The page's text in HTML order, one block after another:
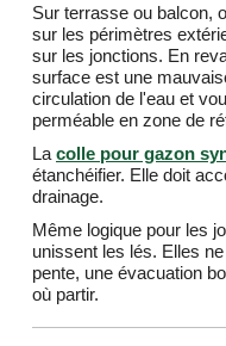
Sur terrasse ou balcon,
sur les périmètres
sur les jonctions. En
surface est une
circulation de l'eau et
perméable en zone de
La colle pour gazon
étanchéifier. Elle doit
drainage.
Même logique pour les
unissent les lés. Elles
pente, une évacuation
où partir.